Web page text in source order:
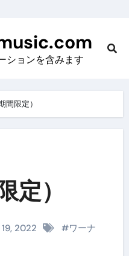
ションを含みます
間限定）
定）
19, 2022 #ワーナ